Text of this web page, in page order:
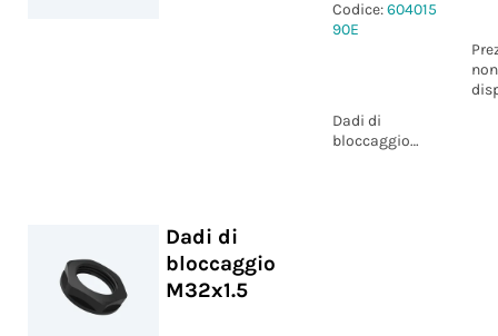
Codice:604015
90E
non
Dadi di
bloccaggio
Dadi di
bloccaggio
M32x1.5